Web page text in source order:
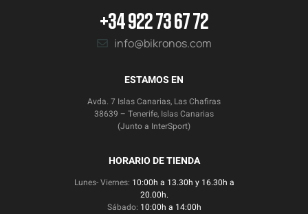
+34 922 73 67 72
info@bikronos.com
ESTAMOS EN
Avda. 7 Islas Canarias, Las Chafiras
38639 – Tenerife, Islas Canarias
(Junto a InterSport)
HORARIO DE TIENDA
Lunes- Viernes: 10:00h a 13.30h y 16.30h a
20.00h.
Sábado: 10:00h a 14:00h